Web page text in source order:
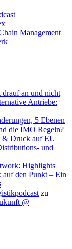
Management
an und nicht
Antriebe:
5 Ebenen
die IMO Regeln?
& Druck auf EU
und
Highlights
den Punkt – Ein
zu
@